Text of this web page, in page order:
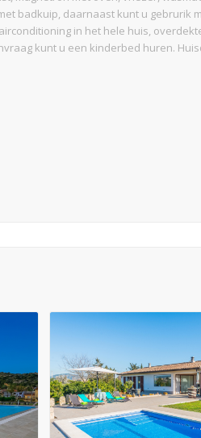
badkuip, daarnaast kunt u gebrurik
in het hele huis,
kunt u een kinderbed huren.